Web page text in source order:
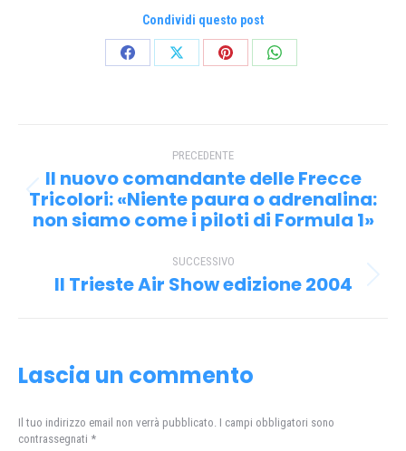
Condividi questo post
CondividiCondividiCondividiCondividi
tra
post
PRECEDENTE
Post
precedente:
Il nuovo comandante delle Frecce
Tricolori: «Niente paura o adrenalina:
non siamo come i piloti di Formula 1»
SUCCESSIVO
Prossimo
Il Trieste Air Show edizione 2004
Lascia un commento
Il tuo indirizzo email non verrà pubblicato. I campi obbligatori sono
contrassegnati *